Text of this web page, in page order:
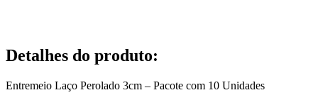
Detalhes do produto:
Entremeio Laço Perolado 3cm – Pacote com 10 Unidades